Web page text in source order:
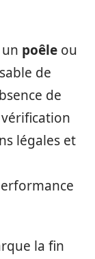
un poêle ou
de
de
légales et
la fin